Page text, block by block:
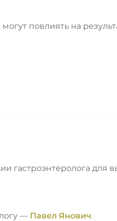
повлиять на
гастроэнтеролога для
— Павел Янович.